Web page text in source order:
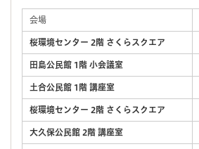
会場
桜環境センター 2階 さくらスクエア
田島公民館 1階 小会議室
土合公民館 1階 講座室
桜環境センター 2階 さくらスクエア
大久保公民館 2階 講座室